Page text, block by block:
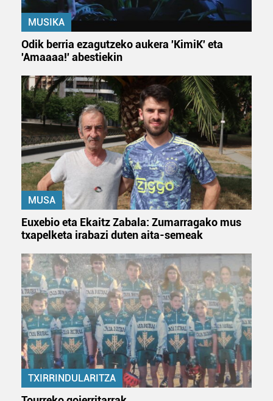
Lortu zure datu pertsonalak prozesatzeko moduari
buruzko informazio gehiago eta ezarri zure lehentasunak
datuen atalean. Edozein unetan alda edo ken dezakezu
zure baimena Cookieen adierazpenean.
Webgune honek cookie propioak eta hirugarrenen cookie-
fitxategiak erabiltzen ditu. Zure esperientzia eta
zerbitzuak hobetzeko asmoz, cookie teknologiaz
baliatzen gara. Ohar hau onartuz gero, teknologia hori
erabiltzeko baimen esplizitua ematen diguzu.Gehiago
irakurri
MUSIKA
Odik berria ezagutzeko aukera 'KimiK' eta
'Amaaaa!' abestiekin
MUSA
Euxebio eta Ekaitz Zabala: Zumarragako mus
txapelketa irabazi duten aita-semeak
TXIRRINDULARITZA